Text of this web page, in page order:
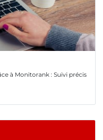
à Monitorank : Suivi précis